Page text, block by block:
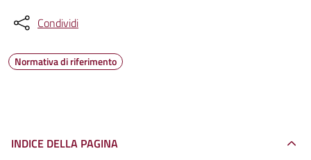
Condividi
Normativa di riferimento
INDICE DELLA PAGINA